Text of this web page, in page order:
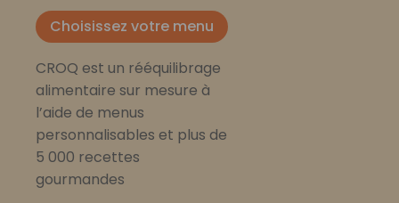
Choisissez votre menu
CROQ est un rééquilibrage
alimentaire sur mesure à
l’aide de menus
personnalisables et plus de
5 000 recettes
gourmandes